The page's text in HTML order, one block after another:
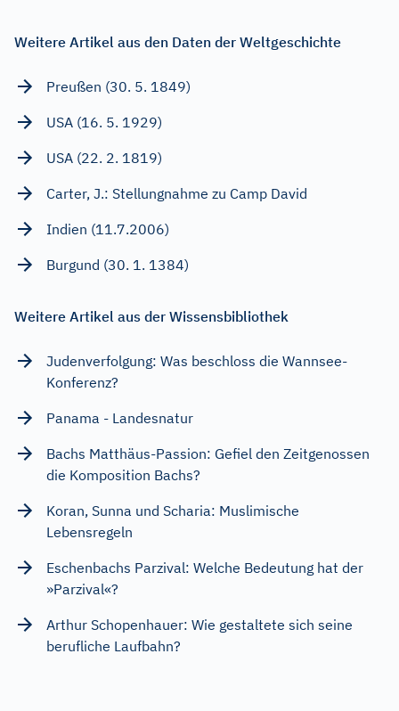
Weitere Artikel aus den Daten der Weltgeschichte
Preußen (30. 5. 1849)
USA (16. 5. 1929)
USA (22. 2. 1819)
Carter, J.: Stellungnahme zu Camp David
Indien (11.7.2006)
Burgund (30. 1. 1384)
Weitere Artikel aus der Wissensbibliothek
Judenverfolgung: Was beschloss die Wannsee-
Konferenz?
Panama - Landesnatur
Bachs Matthäus-Passion: Gefiel den Zeitgenossen
die Komposition Bachs?
Koran, Sunna und Scharia: Muslimische
Lebensregeln
Eschenbachs Parzival: Welche Bedeutung hat der
»Parzival«?
Arthur Schopenhauer: Wie gestaltete sich seine
berufliche Laufbahn?